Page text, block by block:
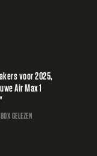
voor 2025,
Air Max 1
GELEZEN